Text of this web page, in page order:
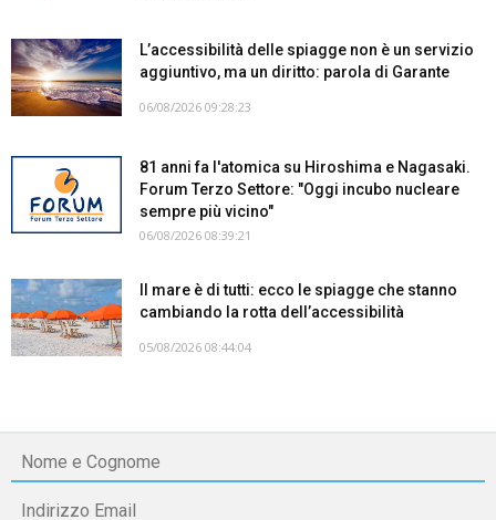
L’accessibilità delle spiagge non è un servizio
aggiuntivo, ma un diritto: parola di Garante
06/08/2026 09:28:23
81 anni fa l'atomica su Hiroshima e Nagasaki.
Forum Terzo Settore: "Oggi incubo nucleare
sempre più vicino"
06/08/2026 08:39:21
Il mare è di tutti: ecco le spiagge che stanno
cambiando la rotta dell’accessibilità
05/08/2026 08:44:04